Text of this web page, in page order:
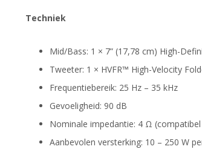
Techniek
Mid/Bass: 1 × 7” (17,78 cm) High-
Tweeter: 1 × HVFR™ High-Velocity
Frequentiebereik: 25 Hz – 35 kHz
Gevoeligheid: 90 dB
Nominale impedantie: 4 Ω
Aanbevolen versterking: 10 – 250 W